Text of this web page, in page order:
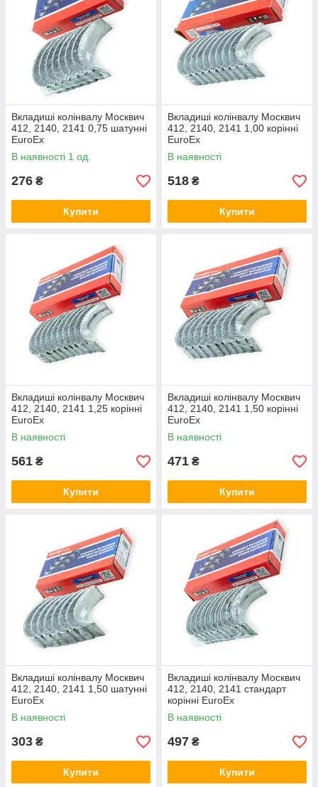
Вкладиші колінвалу Москвич
412, 2140, 2141 0,75 шатунні
EuroEx
В наявності 1 од.
276 ₴
Купити
Вкладиші колінвалу Москвич
412, 2140, 2141 1,00 корінні
EuroEx
В наявності
518 ₴
Купити
Вкладиші колінвалу Москвич
412, 2140, 2141 1,25 корінні
EuroEx
В наявності
561 ₴
Купити
Вкладиші колінвалу Москвич
412, 2140, 2141 1,50 корінні
EuroEx
В наявності
471 ₴
Купити
Вкладиші колінвалу Москвич
412, 2140, 2141 1,50 шатунні
EuroEx
В наявності
303 ₴
Купити
Вкладиші колінвалу Москвич
412, 2140, 2141 стандарт
корінні EuroEx
В наявності
497 ₴
Купити